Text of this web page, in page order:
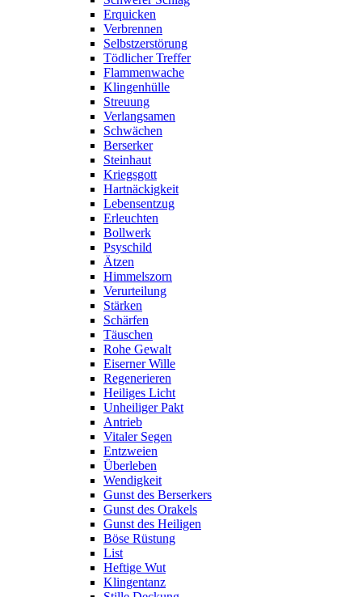
Erquicken
Verbrennen
Selbstzerstörung
Tödlicher Treffer
Flammenwache
Klingenhülle
Streuung
Verlangsamen
Schwächen
Berserker
Steinhaut
Kriegsgott
Hartnäckigkeit
Lebensentzug
Erleuchten
Bollwerk
Psyschild
Ätzen
Himmelszorn
Verurteilung
Stärken
Schärfen
Täuschen
Rohe Gewalt
Eiserner Wille
Regenerieren
Heiliges Licht
Unheiliger Pakt
Antrieb
Vitaler Segen
Entzweien
Überleben
Wendigkeit
Gunst des Berserkers
Gunst des Orakels
Gunst des Heiligen
Böse Rüstung
List
Heftige Wut
Klingentanz